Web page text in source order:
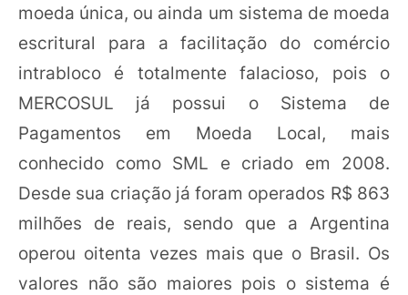
moeda única, ou ainda um sistema de moeda
escritural para a facilitação do comércio
intrabloco é totalmente falacioso, pois o
MERCOSUL já possui o Sistema de
Pagamentos em Moeda Local, mais
conhecido como SML e criado em 2008.
Desde sua criação já foram operados R$ 863
milhões de reais, sendo que a Argentina
operou oitenta vezes mais que o Brasil. Os
valores não são maiores pois o sistema é